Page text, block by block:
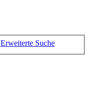
Erweiterte Suche